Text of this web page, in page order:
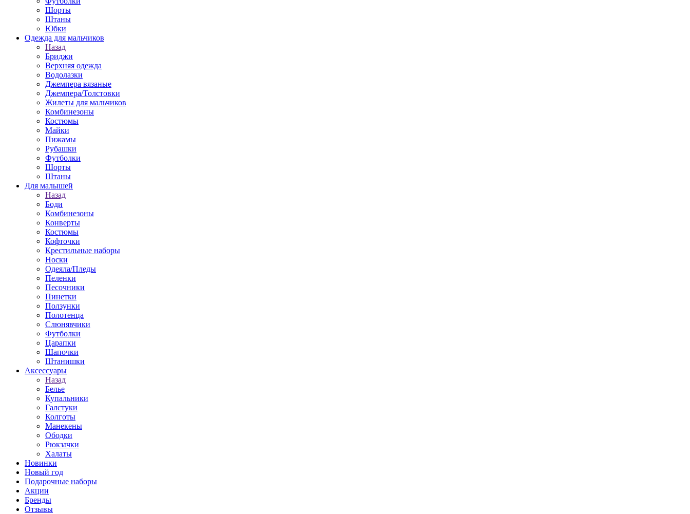
Шорты
Штаны
Юбки
Одежда для мальчиков
Назад
Бриджи
Верхняя одежда
Водолазки
Джемпера вязаные
Джемпера/Толстовки
Жилеты для мальчиков
Комбинезоны
Костюмы
Майки
Пижамы
Рубашки
Футболки
Шорты
Штаны
Для малышей
Назад
Боди
Комбинезоны
Конверты
Костюмы
Кофточки
Крестильные наборы
Носки
Одеяла/Пледы
Пеленки
Песочники
Пинетки
Ползунки
Полотенца
Слюнявчики
Футболки
Царапки
Шапочки
Штанишки
Аксессуары
Назад
Белье
Купальники
Галстуки
Колготы
Манекены
Ободки
Рюкзачки
Халаты
Новинки
Новый год
Подарочные наборы
Акции
Бренды
Отзывы